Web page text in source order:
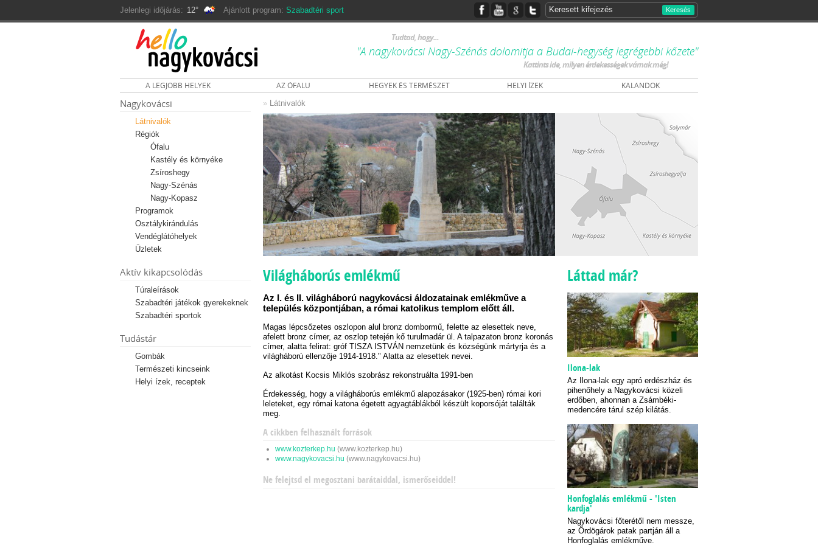
Jelenlegi időjárás: 12° Ajánlott program: Szabadtéri sport Keresés
Tudtad, hogy...
"A nagykovácsi Nagy-Szénás dolomitja a Budai-hegység legrégebbi kőzete"
Kattints ide, milyen érdekességek várnak még!
A LEGJOBB HELYEK AZ ÓFALU HEGYEK ÉS TERMÉSZET HELYI ÍZEK KALANDOK
Nagykovácsi
Látnivalók
Régiók
Ófalu
Kastély és környéke
Zsíroshegy
Nagy-Szénás
Nagy-Kopasz
Programok
Osztálykirándulás
Vendéglátóhelyek
Üzletek
Aktív kikapcsolódás
Túraleírások
Szabadtéri játékok gyerekeknek
Szabadtéri sportok
Tudástár
Gombák
Természeti kincseink
Helyi ízek, receptek
» Látnivalók
Világháborús emlékmű
Az I. és II. világháború nagykovácsi áldozatainak emlékműve a
település központjában, a római katolikus templom előtt áll.
Magas lépcsőzetes oszlopon alul bronz dombormű, felette az elesettek neve,
afelett bronz címer, az oszlop tetején kő turulmadár ül. A talpazaton bronz koronás
címer, alatta felirat: gróf TISZA ISTVÁN nemzetünk és községünk mártyrja és a
világháború ellenzője 1914-1918." Alatta az elesettek nevei.
Az alkotást Kocsis Miklós szobrász rekonstruálta 1991-ben
Érdekesség, hogy a világháborús emlékmű alapozásakor (1925-ben) római kori
leleteket, egy római katona égetett agyagtáblákból készült koporsóját találták
meg.
A cikkben felhasznált források
www.kozterkep.hu (www.kozterkep.hu)
www.nagykovacsi.hu (www.nagykovacsi.hu)
Ne felejtsd el megosztani barátaiddal, ismerőseiddel!
Láttad már?
Ilona-lak
Az Ilona-lak egy apró erdészház és
pihenőhely a Nagykovácsi közeli
erdőben, ahonnan a Zsámbéki-
medencére tárul szép kilátás.
Honfoglalás emlékmű - 'Isten
kardja'
Nagykovácsi főterétől nem messze,
az Ördögárok patak partján áll a
Honfoglalás emlékműve.